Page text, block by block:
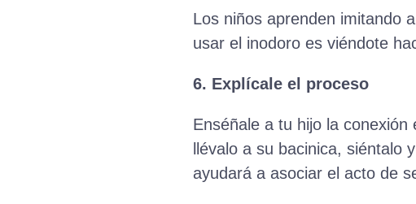
Los niños aprenden imitando
usar el inodoro es viéndote
6. Explícale el proceso
Enséñale a tu hijo la
llévalo a su bacinica,
ayudará a asociar el acto de